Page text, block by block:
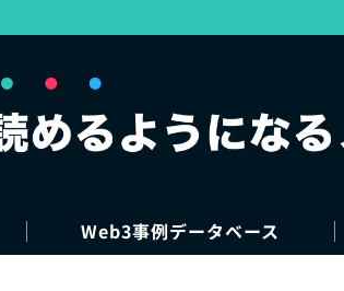
Web3事例データベース